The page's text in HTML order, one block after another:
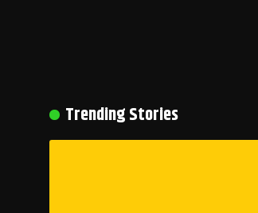
Trending Stories